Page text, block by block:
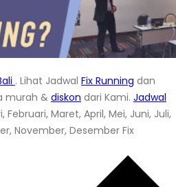
. Lihat Jadwal Fix Running dan
murah & diskon dari Kami. Jadwal
Februari, Maret, April, Mei, Juni, Juli,
November, Desember Fix